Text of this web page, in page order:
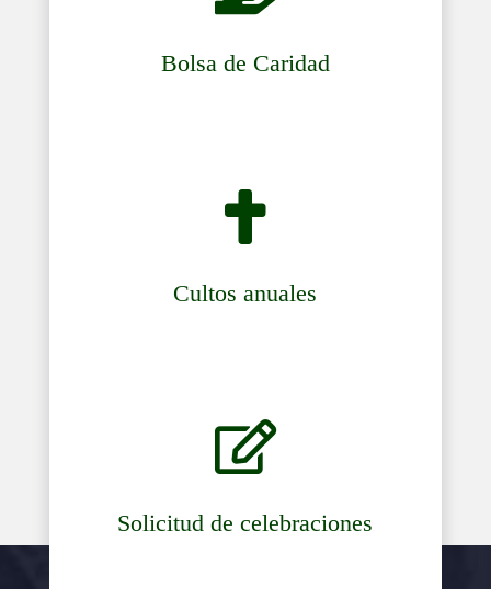
Bolsa de Caridad

Cultos anuales

Solicitud de celebraciones